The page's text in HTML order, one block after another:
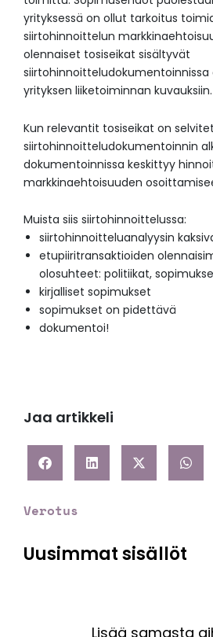
yrityksessä on ollut tarkoitus
siirtohinnoittelun
olennaiset tosiseikat sisältyvät
siirtohinnoitteludokumentoinnissa
yrityksen liiketoiminnan kuvauksiin.
Kun relevantit tosiseikat on
siirtohinnoitteludokumentoinnin
dokumentoinnissa keskittyy
markkinaehtoisuuden
Muista siis siirtohinnoittelussa:
siirtohinnoitteluanalyysin
etupiiritransaktioiden
olosuhteet: politiikat,
kirjalliset sopimukset
sopimukset on pidettävä
dokumentoi!
Jaa artikkeli
Verotus
Uusimmat sisällöt
Lisää samasta